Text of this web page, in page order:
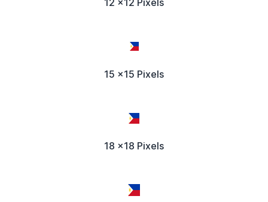
12 x12 Pixels
15 x15 Pixels
18 x18 Pixels